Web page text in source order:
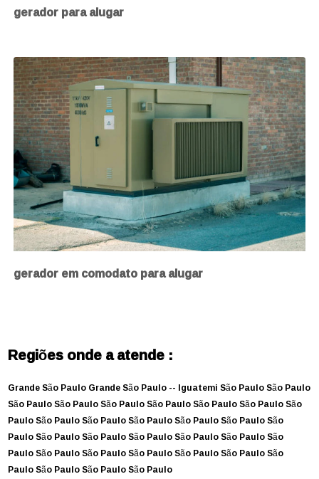
gerador para alugar
gerador em comodato para alugar
Regiões onde a atende :
Grande São PauloGrande São Paulo -- IguatemiSão PauloSão Paulo
São PauloSão PauloSão PauloSão PauloSão PauloSão PauloSão
PauloSão PauloSão PauloSão PauloSão PauloSão PauloSão
PauloSão PauloSão PauloSão PauloSão PauloSão PauloSão
PauloSão PauloSão PauloSão PauloSão PauloSão PauloSão
PauloSão PauloSão PauloSão Paulo